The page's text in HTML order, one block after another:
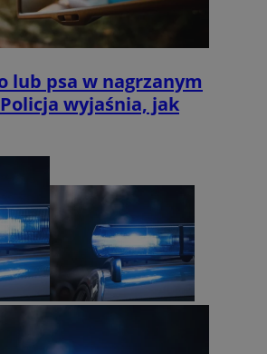
lub psa w nagrzanym
wyjaśnia, jak